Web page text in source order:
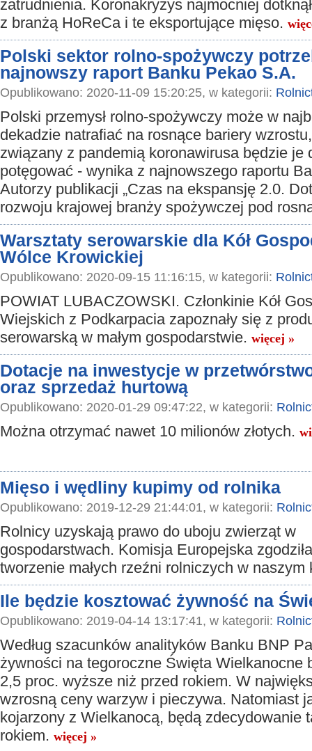
zatrudnienia. Koronakryzys najmocniej
z branżą HoReCa i te eksportujące mięso.
Polski sektor rolno-spożywczy
najnowszy raport Banku Pekao S.A.
Opublikowano: 2020-11-09 15:20:25, w kategorii:
Polski przemysł rolno‑spożywczy może w
dekadzie natrafiać na rosnące bariery
związany z pandemią koronawirusa będzie je
potęgować - wynika z najnowszego raportu
Autorzy publikacji „Czas na ekspansję 2.0.
rozwoju krajowej branży spożywczej pod
Warsztaty serowarskie dla Kół
Wólce Krowickiej
Opublikowano: 2020-09-15 11:16:15, w kategorii:
POWIAT LUBACZOWSKI. Członkinie Kół
Wiejskich z Podkarpacia zapoznały się z
serowarską w małym gospodarstwie. więcej »
Dotacje na inwestycje w
oraz sprzedaż hurtową
Opublikowano: 2020-01-29 09:47:22, w kategorii:
Można otrzymać nawet 10 milionów złotych.
Mięso i wędliny kupimy od rolnika
Opublikowano: 2019-12-29 21:44:01, w kategorii:
Rolnicy uzyskają prawo do uboju zwierząt w
gospodarstwach. Komisja Europejska
tworzenie małych rzeźni rolniczych w
Ile będzie kosztować żywność na
Opublikowano: 2019-04-14 13:17:41, w kategorii:
Według szacunków analityków Banku BNP
żywności na tegoroczne Święta Wielkanocne
2,5 proc. wyższe niż przed rokiem. W
wzrosną ceny warzyw i pieczywa. Natomiast
kojarzony z Wielkanocą, będą zdecydowanie
rokiem. więcej »